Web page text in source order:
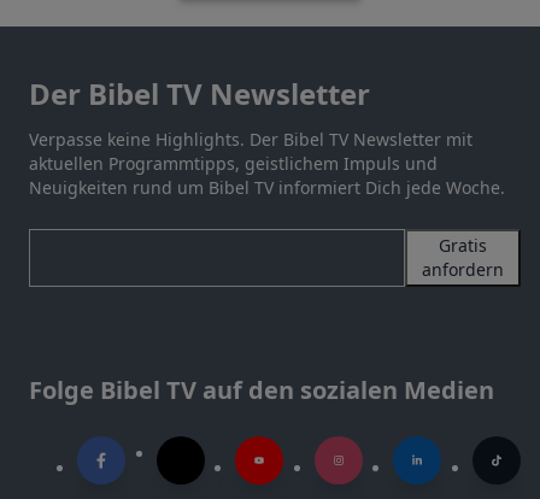
Der Bibel TV Newsletter
Verpasse keine Highlights. Der Bibel TV Newsletter mit
aktuellen Programmtipps, geistlichem Impuls und
Neuigkeiten rund um Bibel TV informiert Dich jede Woche.
Gratis
anfordern
Folge Bibel TV auf den sozialen Medien